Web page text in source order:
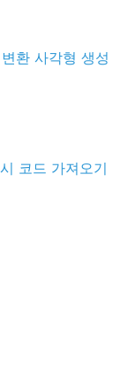
환 사각형 생성
코드 가져오기